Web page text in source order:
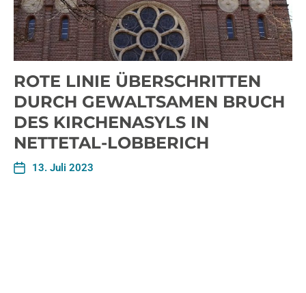
ROTE LINIE ÜBERSCHRITTEN
DURCH GEWALTSAMEN BRUCH
DES KIRCHENASYLS IN
NETTETAL-LOBBERICH
13. Juli 2023